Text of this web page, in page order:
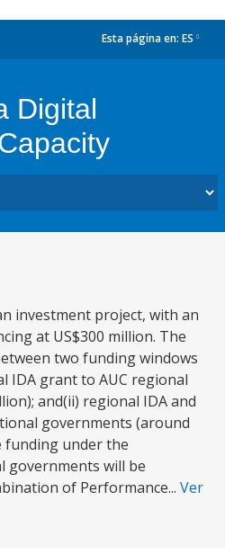
Esta página en: ES
Digital
investment project, with an
at US$300 million. The
two funding windows
IDA grant to AUC regional
and(ii) regional IDA and
governments (around
funding under the
governments will be
of Performance... Ver